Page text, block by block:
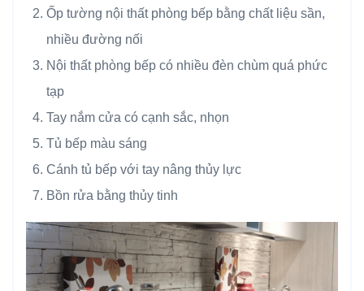
Ốp tường nội thất phòng bếp bằng chất liệu sần,
nhiều đường nối
Nội thất phòng bếp có nhiều đèn chùm quá phức
tạp
Tay nắm cửa có cạnh sắc, nhọn
Tủ bếp màu sáng
Cánh tủ bếp với tay nâng thủy lực
Bồn rửa bằng thủy tinh